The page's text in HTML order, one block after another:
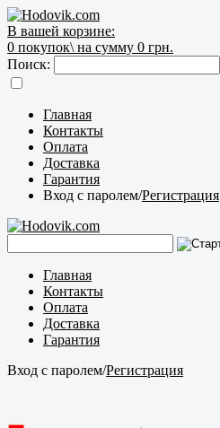
В вашей корзине:
0 покупок\ на сумму 0 грн.
Поиск:
Главная
Контакты
Оплата
Доставка
Гарантия
Вход с паролем/Регистрация
Главная
Контакты
Оплата
Доставка
Гарантия
Вход с паролем/Регистрация